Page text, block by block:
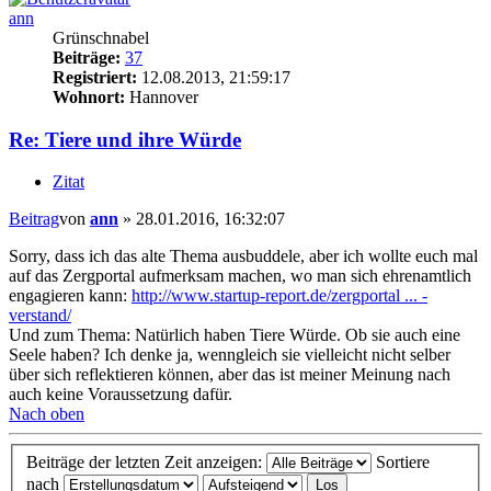
ann
Grünschnabel
Beiträge: 37
Registriert: 12.08.2013, 21:59:17
Wohnort: Hannover
Re: Tiere und ihre Würde
Zitat
Beitragvon ann » 28.01.2016, 16:32:07
Sorry, dass ich das alte Thema ausbuddele, aber ich wollte euch mal
auf das Zergportal aufmerksam machen, wo man sich ehrenamtlich
engagieren kann: http://www.startup-report.de/zergportal ... -
verstand/
Und zum Thema: Natürlich haben Tiere Würde. Ob sie auch eine
Seele haben? Ich denke ja, wenngleich sie vielleicht nicht selber
über sich reflektieren können, aber das ist meiner Meinung nach
auch keine Voraussetzung dafür.
Nach oben
Beiträge der letzten Zeit anzeigen:
Sortiere
nach